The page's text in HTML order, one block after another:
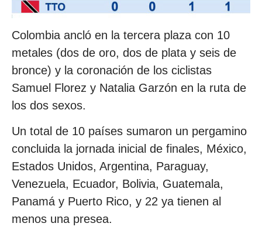
Colombia ancló en la tercera plaza con 10
metales (dos de oro, dos de plata y seis de
bronce) y la coronación de los ciclistas
Samuel Florez y Natalia Garzón en la ruta de
los dos sexos.
Un total de 10 países sumaron un pergamino
concluida la jornada inicial de finales, México,
Estados Unidos, Argentina, Paraguay,
Venezuela, Ecuador, Bolivia, Guatemala,
Panamá y Puerto Rico, y 22 ya tienen al
menos una presea.